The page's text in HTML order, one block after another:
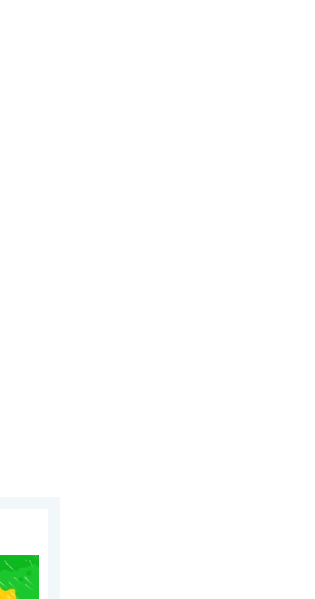
Obavy ze sesuvů půdy. . . čtvrtek 6. srpna 2026